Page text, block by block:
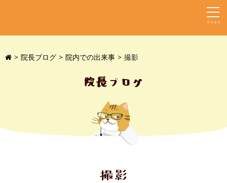
MENU
院長ブログ 院内での出来事 撮影
院長ブログ
撮影